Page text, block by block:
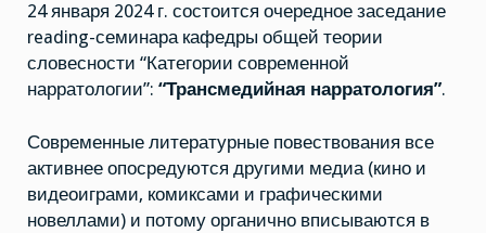
“Категории
современной
нарратологии”
24 января 2024 г. состоится очередное заседание
reading-семинара кафедры общей теории
словесности “Категории современной
нарратологии”: “Трансмедийная нарратология”.
Современные литературные повествования все
активнее опосредуются другими медиа (кино и
видеоиграми, комиксами и графическими
новеллами) и потому органично вписываются в